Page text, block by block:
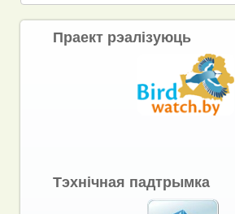
Праект рэалізуюць
Тэхнічная падтрымка